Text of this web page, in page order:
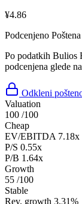
¥4.86
Podcenjeno
Po podatkih Bulios
podcenjena glede
Odkleni
Valuation
100 /100
Cheap
EV/EBITDA 7.18x
P/S 0.55x
P/B 1.64x
Growth
55 /100
Stable
Rev. growth 3.31%